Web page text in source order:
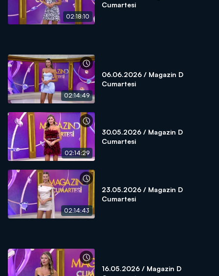
02:18:10
Cumartesi
02:14:49
06.06.2026 / Magazin D
Cumartesi
02:14:29
30.05.2026 / Magazin D
Cumartesi
02:14:43
23.05.2026 / Magazin D
Cumartesi
16.05.2026 / Magazin D